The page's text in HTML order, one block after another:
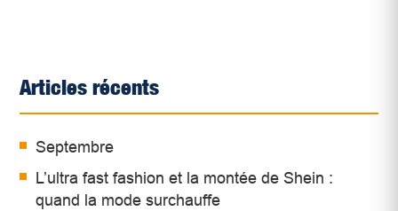
Articles récents
Septembre
L’ultra fast fashion et la montée de Shein :
quand la mode surchauffe